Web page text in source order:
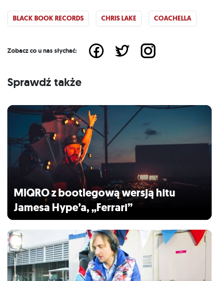
BLACK BOOK RECORDS CHRIS LAKE COACHELLA
Zobacz co u nas słychać:
Sprawdź także
MIQRO z bootlegową wersją hitu
Jamesa Hype’a, „Ferrari”